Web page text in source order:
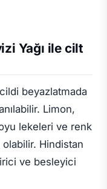
Yağı ile cilt
beyazlatmada
Limon,
lekeleri ve renk
olabilir. Hindistan
ve besleyici